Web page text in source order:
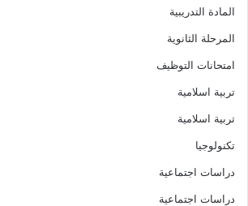
المادة التدريبية
المرحلة الثانوية
امتحانات التوظيف
تربية اسلامية
تربية اسلامية
تكنولوجيا
دراسات اجتماعية
دراسات اجتماعية